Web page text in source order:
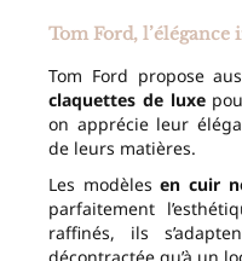
Tom Ford,
Tom Ford propose
claquettes de luxe
on apprécie leur
de leurs matières.
Les modèlesen cuir
parfaitement
raffinés, ils